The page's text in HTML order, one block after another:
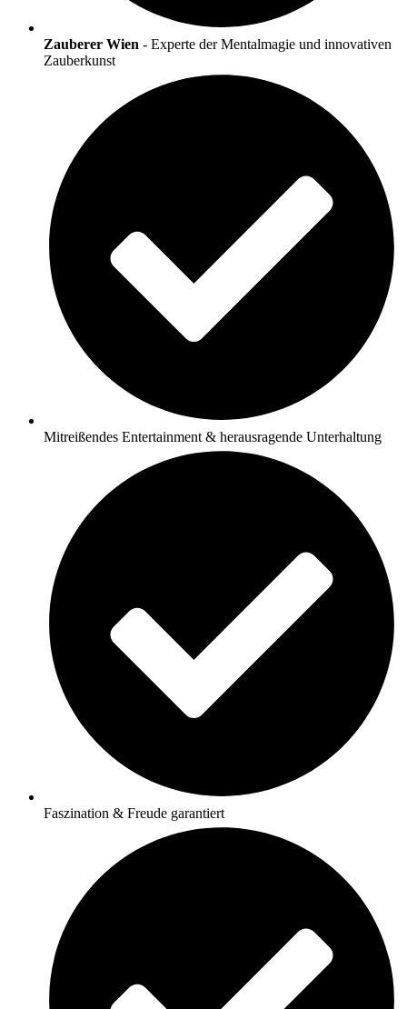
Zauberer Wien - Experte der Mentalmagie und innovativen
Zauberkunst
Mitreißendes Entertainment & herausragende Unterhaltung
Faszination & Freude garantiert